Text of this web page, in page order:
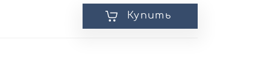
Купить